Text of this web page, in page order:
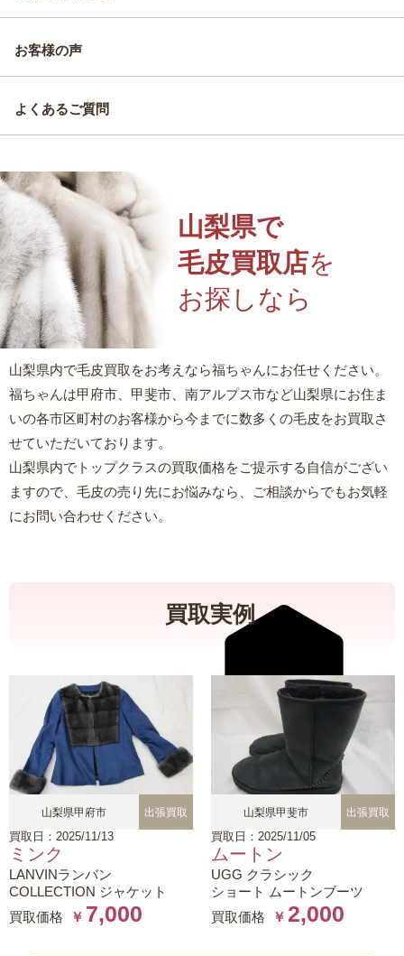
お客様の声
よくあるご質問
山梨県で
毛皮買取店を
お探しなら
山梨県内で毛皮買取をお考えなら福ちゃんにお任せください。
福ちゃんは甲府市、甲斐市、南アルプス市など山梨県にお住ま
いの各市区町村のお客様から今までに数多くの毛皮をお買取さ
せていただいております。
山梨県内でトップクラスの買取価格をご提示する自信がござい
ますので、毛皮の売り先にお悩みなら、ご相談からでもお気軽
にお問い合わせください。
買取実例
山梨県甲府市 出張買取
買取日：2025/11/13
ミンク
LANVINランバン
COLLECTION ジャケット
買取価格
￥ 7,000
山梨県甲斐市 出張買取
買取日：2025/11/05
ムートン
UGG クラシック
ショート ムートンブーツ
買取価格
￥ 2,000